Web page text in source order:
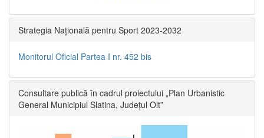
Strategia Națională pentru Sport 2023-2032
Monitorul Oficial Partea I nr. 452 bis
Consultare publică în cadrul proiectului „Plan Urbanistic
General Municipiul Slatina, Județul Olt”